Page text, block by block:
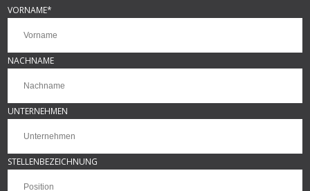
VORNAME*
NACHNAME
UNTERNEHMEN
STELLENBEZEICHNUNG